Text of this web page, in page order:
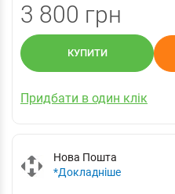
3 800 грн
КУПИТИ
Придбати в один клік
Нова Пошта
*Докладніше